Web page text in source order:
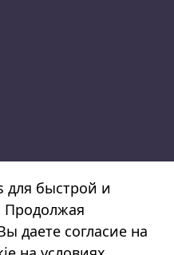
ОКПО
для быстрой и
Продолжая
даете согласие на